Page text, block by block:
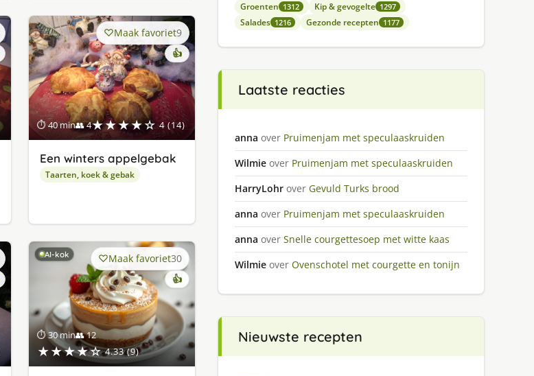
⏱ 40 min👥 4★★★★☆ 4 (14)
Maak favoriet9
👍
Een winters appelgebak
Taarten, koek & gebak
AI-kok
⏱ 30 min👥 12
★★★★☆ 4.33 (9)
Maak favoriet30
👍
Groenten 1312 Kip & gevogelte 1297
Salades 1216 Gezonde recepten 1177
Laatste reacties
anna over Pruimenjam met speculaaskruiden
Wilmie over Pruimenjam met speculaaskruiden
HarryLohr over Gevuld Turks brood
anna over Pruimenjam met speculaaskruiden
anna over Snelle courgettesoep met witte kaas
Wilmie over Ovenschotel met courgette en tonijn
Nieuwste recepten